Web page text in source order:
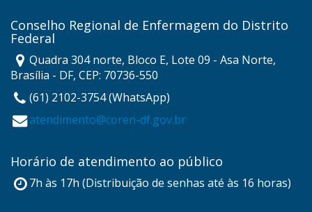
Conselho Regional de Enfermagem do Distrito
Federal
Quadra 304 norte, Bloco E, Lote 09 - Asa Norte,
Brasília - DF, CEP: 70736-550
(61) 2102-3754 (WhatsApp)
atendimento@coren-df.gov.br
Horário de atendimento ao público
7h às 17h (Distribuição de senhas até às 16 horas)